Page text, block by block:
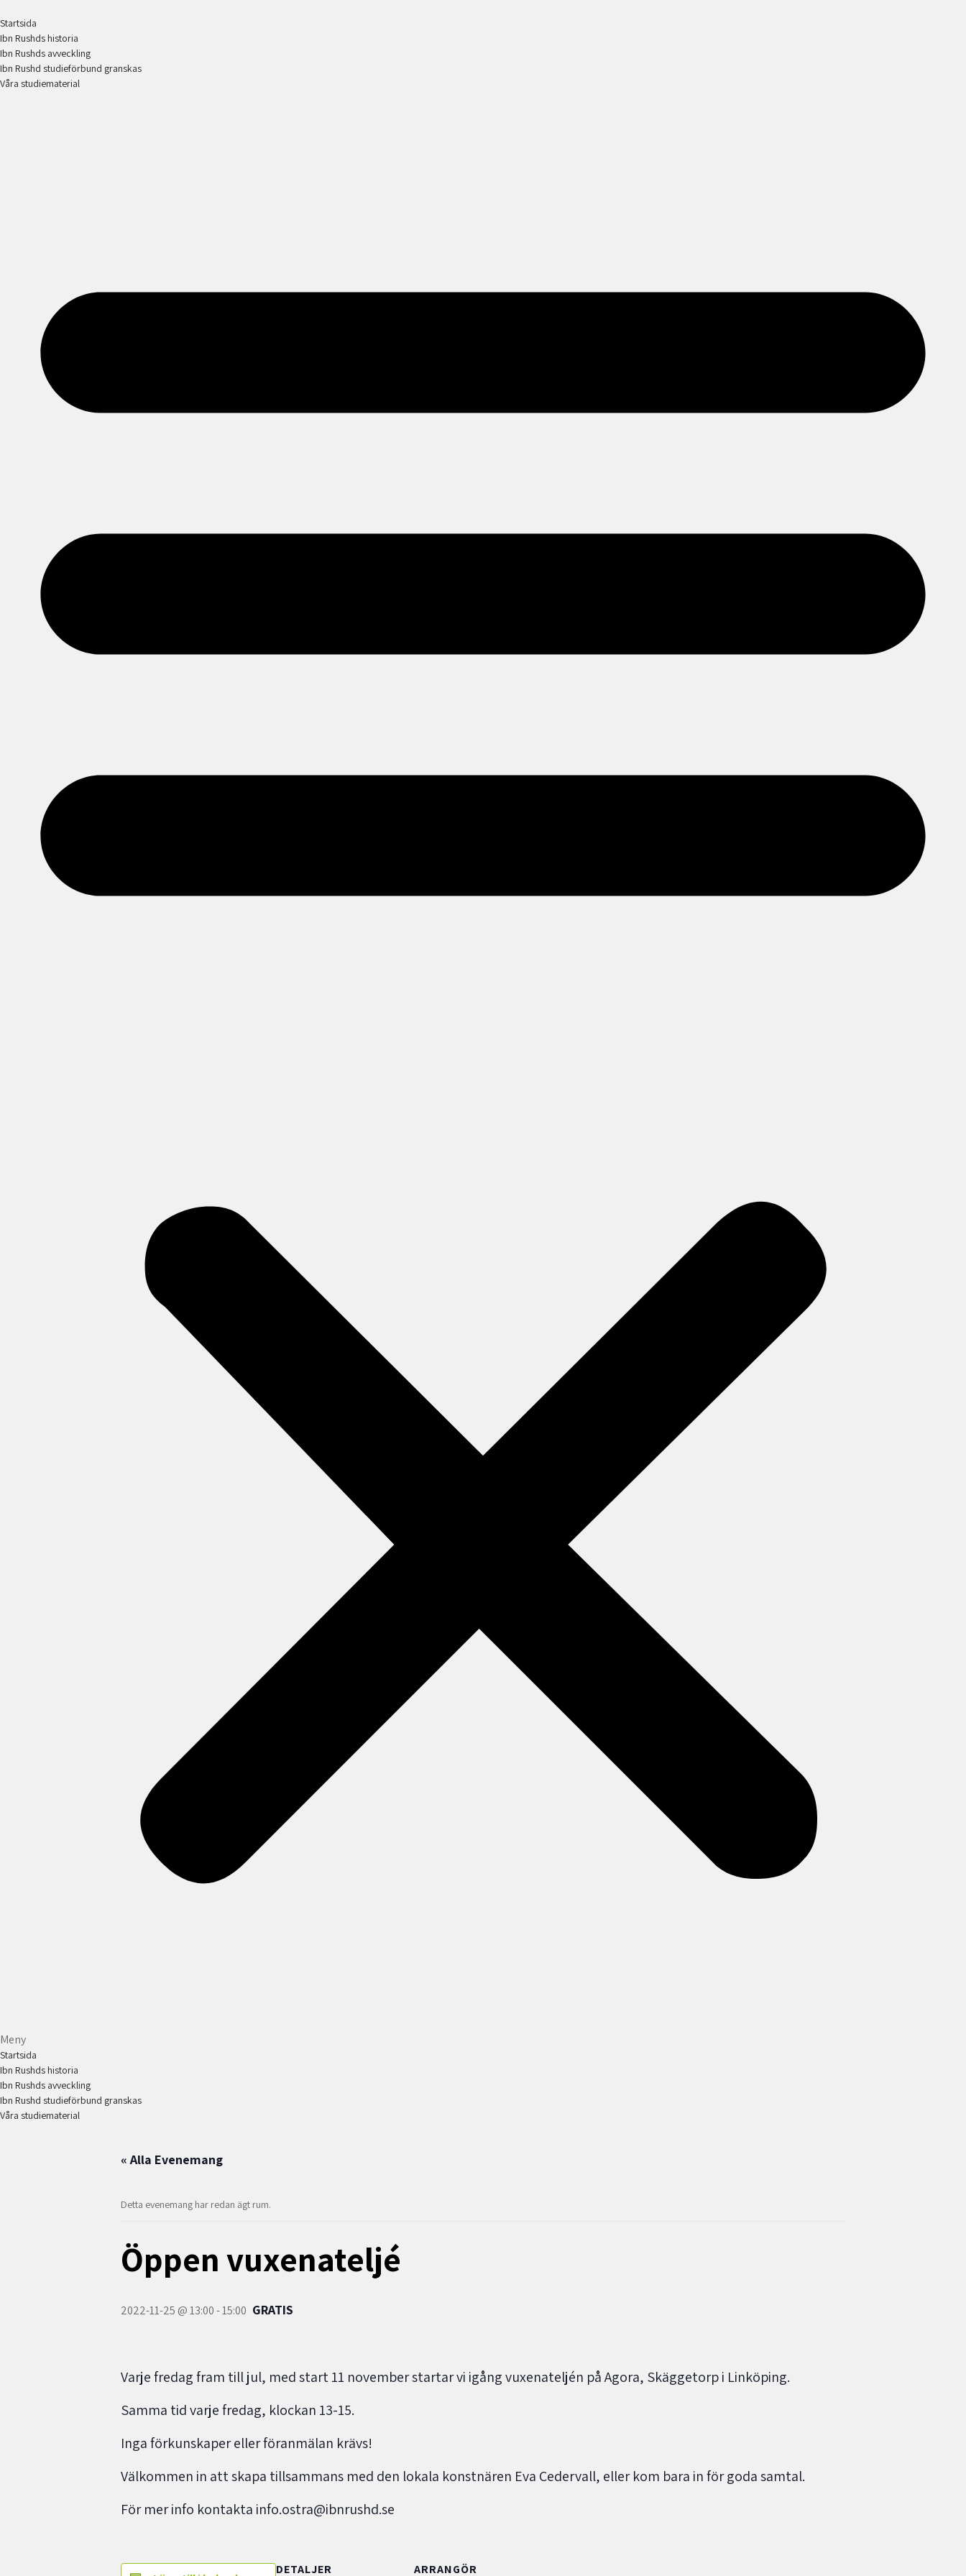
Startsida
Ibn Rushds historia
Ibn Rushds avveckling
Ibn Rushd studieförbund granskas​
Våra studiematerial
Meny
Startsida
Ibn Rushds historia
Ibn Rushds avveckling
Ibn Rushd studieförbund granskas​
Våra studiematerial
« Alla Evenemang
Detta evenemang har redan ägt rum.
Öppen vuxenateljé
2022-11-25 @ 13:00-15:00 GRATIS
Varje fredag fram till jul, med start 11 november startar vi igång vuxenateljén på Agora, Skäggetorp i Linköping.
Samma tid varje fredag, klockan 13-15.
Inga förkunskaper eller föranmälan krävs!
Välkommen in att skapa tillsammans med den lokala konstnären Eva Cedervall, eller kom bara in för goda samtal.
För mer info kontakta info.ostra@ibnrushd.se
DETALJER ARRANGÖR